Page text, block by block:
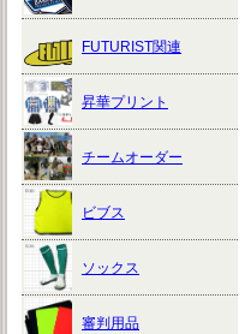
FUTURIST関連
昇華プリント
チームオーダー
ビブス
ソックス
審判用品